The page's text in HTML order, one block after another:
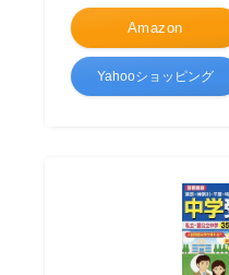
Amazon
Yahooショッピング